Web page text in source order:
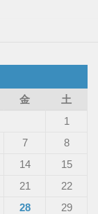
金
土
1
7
8
14
15
21
22
28
29